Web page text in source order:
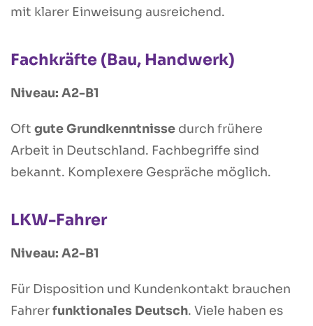
mit klarer Einweisung ausreichend.
Fachkräfte (Bau, Handwerk)
Niveau: A2-B1
Oft gute Grundkenntnisse durch frühere
Arbeit in Deutschland. Fachbegriffe sind
bekannt. Komplexere Gespräche möglich.
LKW-Fahrer
Niveau: A2-B1
Für Disposition und Kundenkontakt brauchen
Fahrerfunktionales Deutsch. Viele haben es